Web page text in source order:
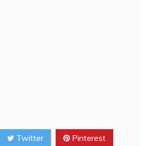
Twitter Pinterest